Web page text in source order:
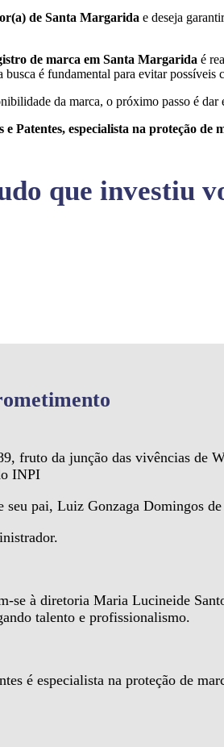
de Santa Margarida e deseja
de marca em Santa Margarida é
é fundamental para evitar
da marca, o próximo passo é dar
Patentes, especialista na proteção de
que investiu
fruto da junção das vivências de
INPI
seu pai, Luiz Gonzaga Domingos de
se à diretoria Maria Lucineide
talento e profissionalismo.
é especialista na proteção de